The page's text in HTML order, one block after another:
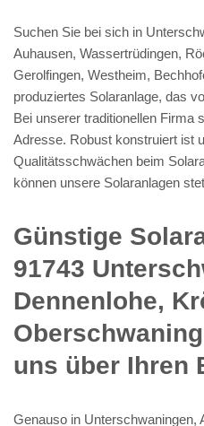
Suchen Sie bei sich in
Auhausen, Wassertrüdingen,
Gerolfingen, Westheim,
produziertes Solaranlage, das
Bei unserer traditionellen Firma
Adresse. Robust konstruiert ist
Qualitätsschwächen beim
können unsere Solaranlagen
Günstige
91743
Dennenlohe,
uns über Ihren
Genauso in Unterschwaningen,